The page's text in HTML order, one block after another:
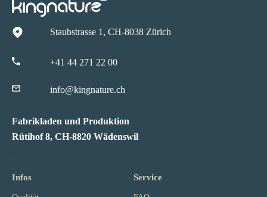
Staubstrasse 1, CH-8038 Zürich
+41 44 271 22 00
info@kingnature.ch
Fabrikladen und Produktion
Rütihof 8, CH-8820 Wädenswil
Infos Service